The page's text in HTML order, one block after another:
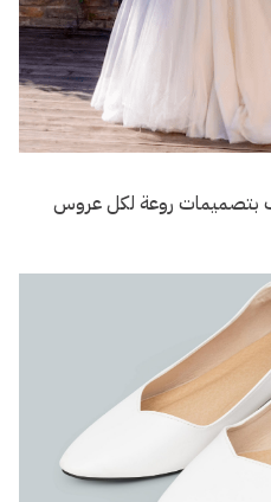
بتصميمات روعة لكل عروس